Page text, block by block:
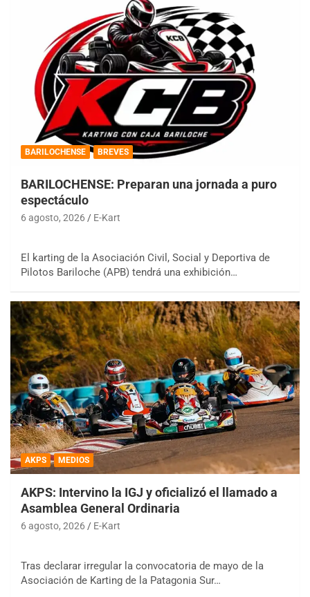
BARILOCHENSE BREVES
BARILOCHENSE: Preparan una jornada a puro
espectáculo
6 agosto, 2026 E-Kart
El karting de la Asociación Civil, Social y Deportiva de
Pilotos Bariloche (APB) tendrá una exhibición…
AKPS MEDIOS
AKPS: Intervino la IGJ y oficializó el llamado a
Asamblea General Ordinaria
6 agosto, 2026 E-Kart
Tras declarar irregular la convocatoria de mayo de la
Asociación de Karting de la Patagonia Sur…